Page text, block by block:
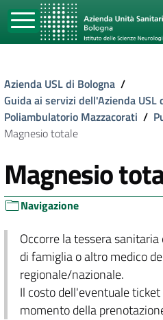
Azienda USL di Bologna /
Guida ai servizi dell'Azienda USL
Poliambulatorio Mazzacorati /
Magnesio totale
Magnesio
Navigazione
Occorre la tessera
di famiglia o altro medico
regionale/nazionale.
Il costo dell'eventuale
momento della